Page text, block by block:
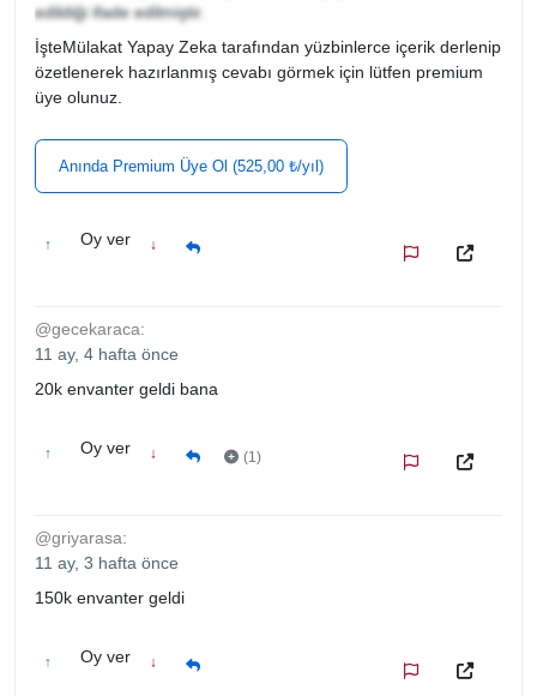
edildiği ifade edilmiştir.
İşteMülakat Yapay Zeka tarafından yüzbinlerce içerik derlenip
özetlenerek hazırlanmış cevabı görmek için lütfen premium
üye olunuz.
Anında Premium Üye Ol (525,00 ₺/yıl)
↑ Oy ver ↓
@gecekaraca:
11 ay, 4 hafta önce
20k envanter geldi bana
↑ Oy ver ↓ (1)
@griyarasa:
11 ay, 3 hafta önce
150k envanter geldi
↑ Oy ver ↓